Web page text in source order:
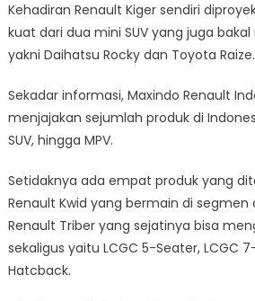
Kehadiran Renault Kiger sendiri
kuat dari dua mini SUV yang juga
yakni Daihatsu Rocky dan Toyota Raize.
Sekadar informasi, Maxindo Renault
menjajakan sejumlah produk di
SUV, hingga MPV.
Setidaknya ada empat produk yang
Renault Kwid yang bermain di segmen
Renault Triber yang sejatinya bisa
sekaligus yaitu LCGC 5-Seater, LCGC
Hatcback.